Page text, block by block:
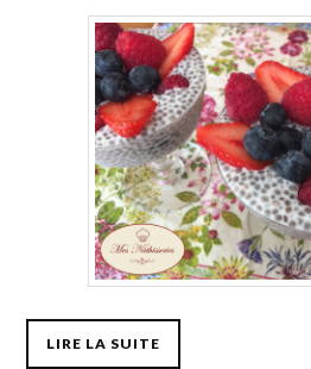
LIRE LA SUITE